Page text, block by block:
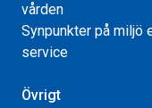
vården
Synpunkter på miljö
service
Övrigt